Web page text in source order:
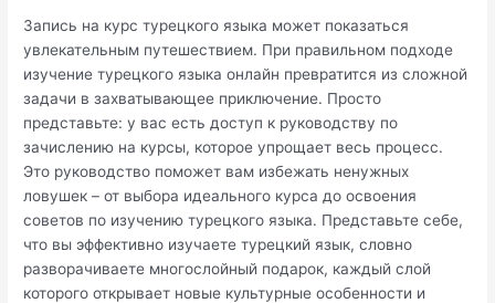
Запись на курс турецкого языка может показаться
увлекательным путешествием. При правильном подходе
изучение турецкого языка онлайн превратится из сложной
задачи в захватывающее приключение. Просто
представьте: у вас есть доступ к руководству по
зачислению на курсы, которое упрощает весь процесс.
Это руководство поможет вам избежать ненужных
ловушек – от выбора идеального курса до освоения
советов по изучению турецкого языка. Представьте себе,
что вы эффективно изучаете турецкий язык, словно
разворачиваете многослойный подарок, каждый слой
которого открывает новые культурные особенности и